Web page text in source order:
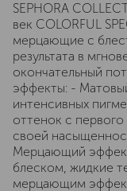
SEPHORA
век COLORFUL
мерцающие с
результата в
окончательный
эффекты: -
интенсивных
оттенок с
своей
Мерцающий
блеском, жидкие
мерцающим